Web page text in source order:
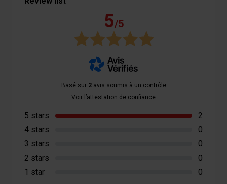
5/5
Basé sur 2avis soumis à un contrôle
Voir l’attestation de confiance
5 stars
2
4 stars
0
3 stars
0
2 stars
0
1 star
0